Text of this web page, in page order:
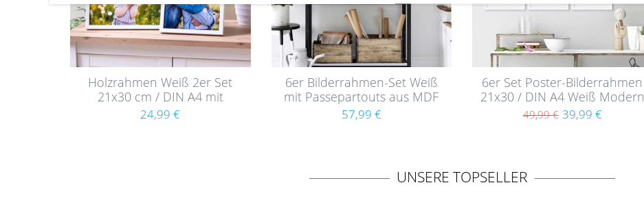
Holzrahmen Weiß 2er Set
21x30 cm / DIN A4 mit
Acrylglas
24,99 €
6er Bilderrahmen-Set Weiß
mit Passepartouts aus MDF
57,99 €
6er Set Poster-Bilderrahmen
21x30 / DIN A4 Weiß Modern
MDF mit Passepartout
(13x18)
49,99 € 39,99 €
UNSERE TOPSELLER